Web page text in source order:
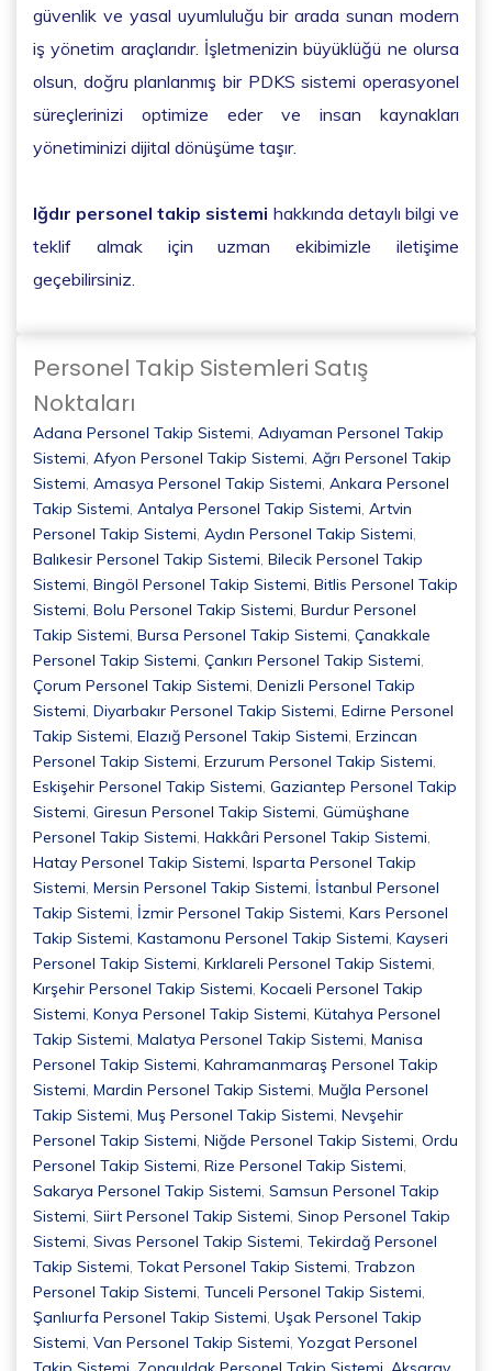
güvenlik ve yasal uyumluluğu bir arada sunan modern
iş yönetim araçlarıdır. İşletmenizin büyüklüğü ne olursa
olsun, doğru planlanmış bir PDKS sistemi operasyonel
süreçlerinizi optimize eder ve insan kaynakları
yönetiminizi dijital dönüşüme taşır.
Iğdır personel takip sistemi hakkında detaylı bilgi ve
teklif almak için uzman ekibimizle iletişime
geçebilirsiniz.
Personel Takip Sistemleri Satış
Noktaları
Adana Personel Takip Sistemi, Adıyaman Personel Takip
Sistemi, Afyon Personel Takip Sistemi, Ağrı Personel Takip
Sistemi, Amasya Personel Takip Sistemi, Ankara Personel
Takip Sistemi, Antalya Personel Takip Sistemi, Artvin
Personel Takip Sistemi, Aydın Personel Takip Sistemi,
Balıkesir Personel Takip Sistemi, Bilecik Personel Takip
Sistemi, Bingöl Personel Takip Sistemi, Bitlis Personel Takip
Sistemi, Bolu Personel Takip Sistemi, Burdur Personel
Takip Sistemi, Bursa Personel Takip Sistemi, Çanakkale
Personel Takip Sistemi, Çankırı Personel Takip Sistemi,
Çorum Personel Takip Sistemi, Denizli Personel Takip
Sistemi, Diyarbakır Personel Takip Sistemi, Edirne Personel
Takip Sistemi, Elazığ Personel Takip Sistemi, Erzincan
Personel Takip Sistemi, Erzurum Personel Takip Sistemi,
Eskişehir Personel Takip Sistemi, Gaziantep Personel Takip
Sistemi, Giresun Personel Takip Sistemi, Gümüşhane
Personel Takip Sistemi, Hakkâri Personel Takip Sistemi,
Hatay Personel Takip Sistemi, Isparta Personel Takip
Sistemi, Mersin Personel Takip Sistemi, İstanbul Personel
Takip Sistemi, İzmir Personel Takip Sistemi, Kars Personel
Takip Sistemi, Kastamonu Personel Takip Sistemi, Kayseri
Personel Takip Sistemi, Kırklareli Personel Takip Sistemi,
Kırşehir Personel Takip Sistemi, Kocaeli Personel Takip
Sistemi, Konya Personel Takip Sistemi, Kütahya Personel
Takip Sistemi, Malatya Personel Takip Sistemi, Manisa
Personel Takip Sistemi, Kahramanmaraş Personel Takip
Sistemi, Mardin Personel Takip Sistemi, Muğla Personel
Takip Sistemi, Muş Personel Takip Sistemi, Nevşehir
Personel Takip Sistemi, Niğde Personel Takip Sistemi, Ordu
Personel Takip Sistemi, Rize Personel Takip Sistemi,
Sakarya Personel Takip Sistemi, Samsun Personel Takip
Sistemi, Siirt Personel Takip Sistemi, Sinop Personel Takip
Sistemi, Sivas Personel Takip Sistemi, Tekirdağ Personel
Takip Sistemi, Tokat Personel Takip Sistemi, Trabzon
Personel Takip Sistemi, Tunceli Personel Takip Sistemi,
Şanlıurfa Personel Takip Sistemi, Uşak Personel Takip
Sistemi, Van Personel Takip Sistemi, Yozgat Personel